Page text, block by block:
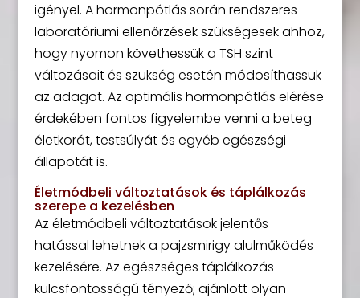
igényel. A hormonpótlás során rendszeres
laboratóriumi ellenőrzések szükségesek ahhoz,
hogy nyomon követhessük a TSH szint
változásait és szükség esetén módosíthassuk
az adagot. Az optimális hormonpótlás elérése
érdekében fontos figyelembe venni a beteg
életkorát, testsúlyát és egyéb egészségi
állapotát is.
Életmódbeli változtatások és táplálkozás
szerepe a kezelésben
Az életmódbeli változtatások jelentős
hatással lehetnek a pajzsmirigy alulműködés
kezelésére. Az egészséges táplálkozás
kulcsfontosságú tényező; ajánlott olyan